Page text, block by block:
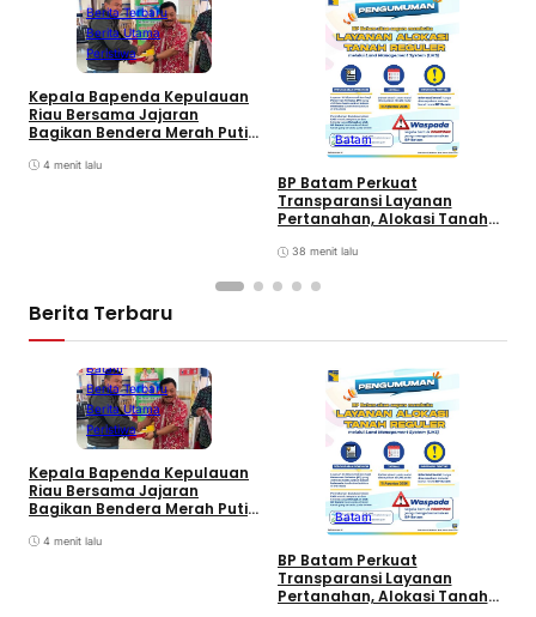
Berita Terbaru
Berita Utama
Peristiwa
Kepala Bapenda Kepulauan
Riau Bersama Jajaran
Bagikan Bendera Merah Putih
Bermotor di Kantor Samsat
4 menit lalu
Batam
BP Batam Perkuat
Transparansi Layanan
Pertanahan, Alokasi Tanah
LMS38 menit lalu
Berita Terbaru
Batam
Berita Terbaru
Berita Utama
Peristiwa
Kepala Bapenda Kepulauan
Riau Bersama Jajaran
Bagikan Bendera Merah Putih
Bermotor di Kantor Samsat
4 menit lalu
Batam
BP Batam Perkuat
Transparansi Layanan
Pertanahan, Alokasi Tanah